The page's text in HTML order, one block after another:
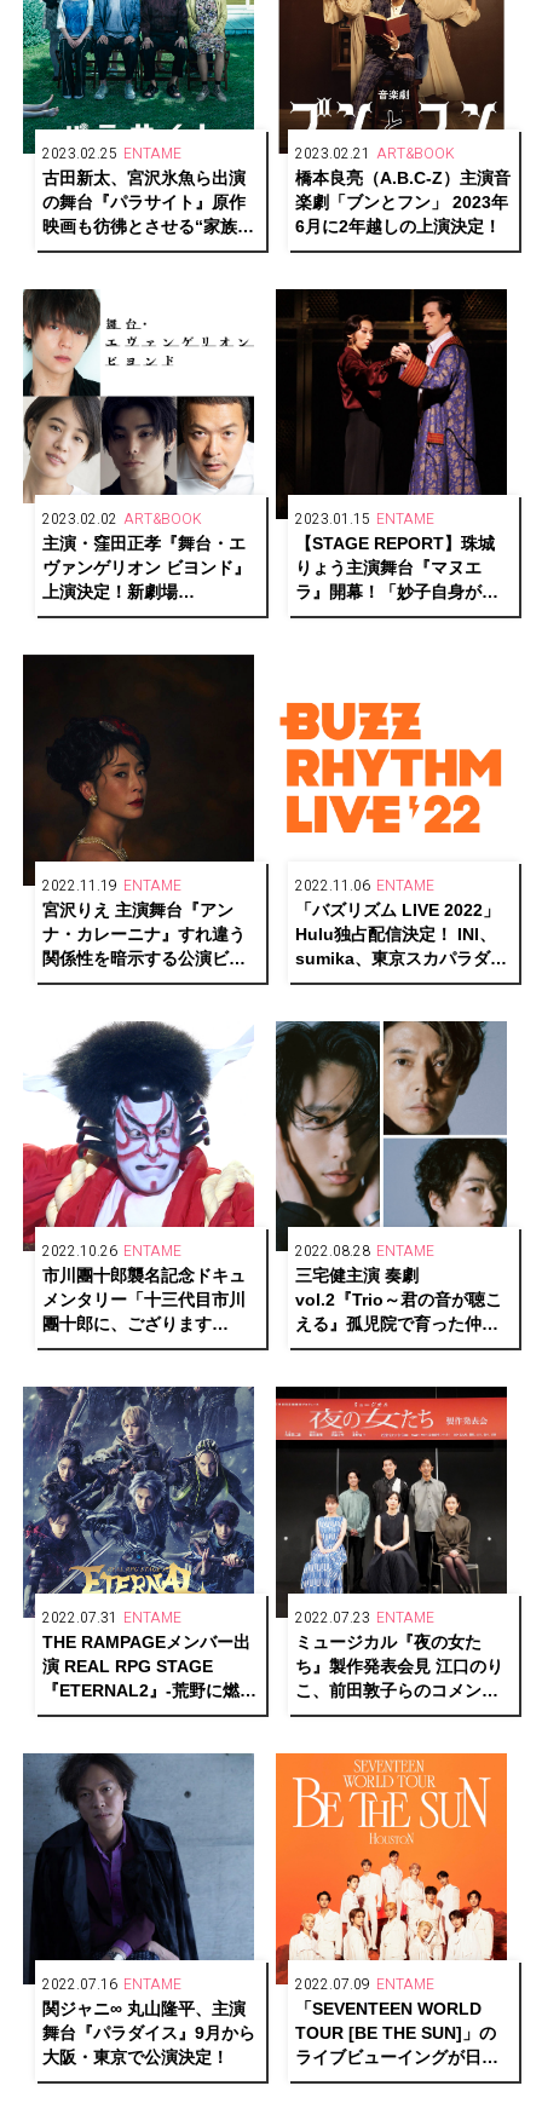
2023.02.25 ENTAME
古田新太、宮沢氷魚ら出演
の舞台『パラサイト』原作
映画も彷彿とさせる“家族写
真”風メインビジュアルが解
2023.02.21 ART&BOOK
橋本良亮（A.B.C-Z）主演音
楽劇「ブンとフン」 2023年
6月に2年越しの上演決定！
2023.02.02 ART&BOOK
主演・窪田正孝『舞台・エ
ヴァンゲリオン ビヨンド』
上演決定！新劇場
「THEATER MILANO-Za」
2023.01.15 ENTAME
【STAGE REPORT】珠城
りょう主演舞台『マヌエ
ラ』開幕！「妙子自身がた
くさんの人と関わって成長
2022.11.19 ENTAME
宮沢りえ 主演舞台『アン
ナ・カレーニナ』すれ違う
関係性を暗示する公演ビジ
ュアル解禁！
2022.11.06 ENTAME
「バズリズム LIVE 2022」
Hulu独占配信決定！ INI、
sumika、東京スカパラダイ
スオーケストラ、THE
SUPER BEAVERらが集結
2022.10.26 ENTAME
市川團十郎襲名記念ドキュ
メンタリー「十三代目市川
團十郎に、ござります
る。」Huluだけの特別版 独
2022.08.28 ENTAME
三宅健主演 奏劇
vol.2『Trio～君の音が聴こ
える』孤児院で育った仲間
役に大鶴佐助、藤木直人
2022.07.31 ENTAME
THE RAMPAGEメンバー出
演 REAL RPG STAGE
『ETERNAL2』-荒野に燃ゆ
る正義- 開幕！
2022.07.23 ENTAME
ミュージカル『夜の女た
ち』製作発表会見 江口のり
こ、前田敦子らのコメント
到着！
2022.07.16 ENTAME
関ジャニ∞ 丸山隆平、主演
舞台『パラダイス』9月から
大阪・東京で公演決定！
2022.07.09 ENTAME
「SEVENTEEN WORLD
TOUR [BE THE SUN]」の
ライブビューイングが日本
全国の映画館にて開催